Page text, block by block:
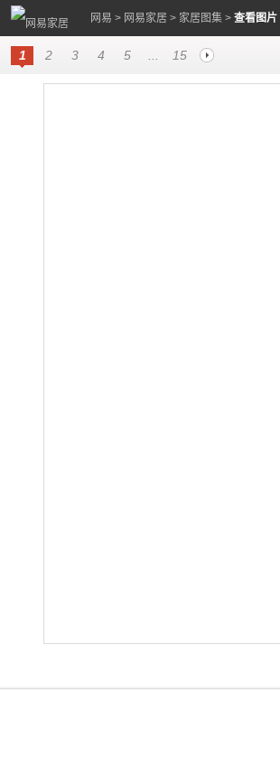
网易 > 网易家居 > 家居图集 > 查看图片
1 2 3 4 5 15